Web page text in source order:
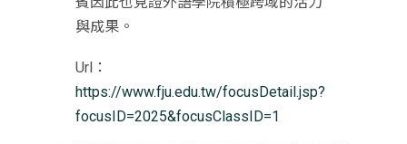
與成果。
Url：
https://www.fju.edu.tw/focusDetail.jsp?
focusID=2025&focusClassID=1